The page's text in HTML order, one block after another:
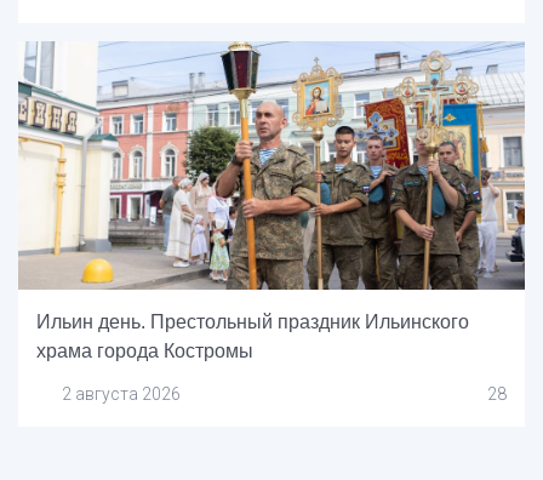
Ильин день. Престольный праздник Ильинского
храма города Костромы
2 августа 2026 28